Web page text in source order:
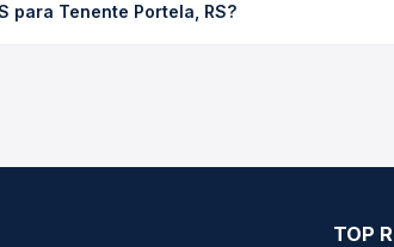
os preços de todas as viações em tempo
para Tenente Portela, RS?
TOP